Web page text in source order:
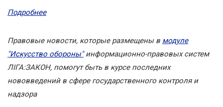
Подробнее
Правовые новости, которые размещены в модуле
"Искусство обороны"информационно-правовых систем
ЛІГА:ЗАКОН, помогут быть в курсе последних
нововведений в сфере государственного контроля и
надзора